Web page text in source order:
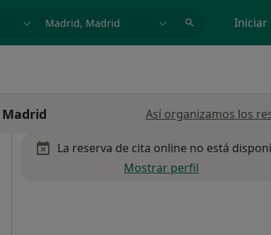
o nombre Iniciar
Así organizamos los
La reserva de cita online no está
Mostrar perfil